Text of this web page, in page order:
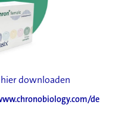
downloaden
de